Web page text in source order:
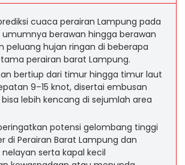
cuaca perairan Lampung pada
umumnya berawan hingga berawan
peluang hujan ringan di beberapa
perairan barat Lampung.
bertiup dari timur hingga timur laut
9–15 knot, disertai embusan
lebih kencang di sejumlah area
potensi gelombang tinggi
di Perairan Barat Lampung dan
serta kapal kecil